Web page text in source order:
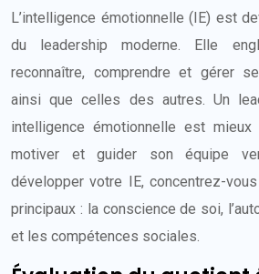
L’intelligence émotionnelle (IE) est
du leadership moderne. Elle
reconnaître, comprendre et gérer
ainsi que celles des autres. Un
intelligence émotionnelle est mieux
motiver et guider son équipe
développer votre IE, concentrez-
principaux : la conscience de soi,
et les compétences sociales.